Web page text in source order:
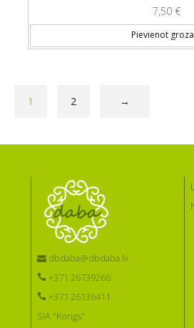
7,50 €
Pievienot
1 2 →
dbdaba@dbdaba.lv
+371 26739266
+371 26136411
SIA "Kongs"